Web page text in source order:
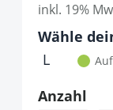
inkl. 19%
Optionen
Wähle
It is
L
Anzahl